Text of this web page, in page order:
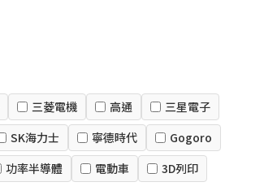
三菱電機 高通
三星電子
SK海力士 寧德時代
Gogoro
功率半導體 電動車 3D列印